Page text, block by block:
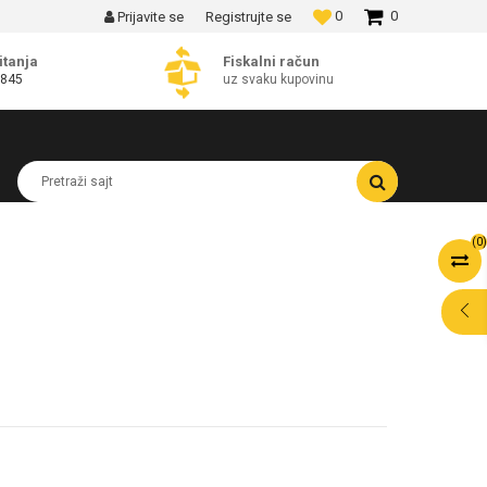
MOGUĆNOST BESPLATNE ISPORUKE! 0
0
Prijavite se Registrujte se
Fiskalni račun
uz svaku kupovinu
Pretraži sajt
(0)